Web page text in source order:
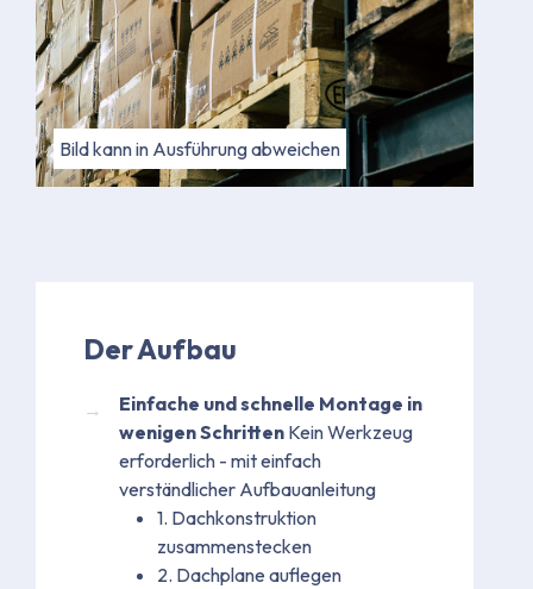
Bild kann in Ausführung abweichen
Der Aufbau
Einfache und schnelle Montage in
wenigen Schritten Kein Werkzeug
erforderlich - mit einfach
verständlicher Aufbauanleitung
1. Dachkonstruktion
zusammenstecken
2. Dachplane auflegen